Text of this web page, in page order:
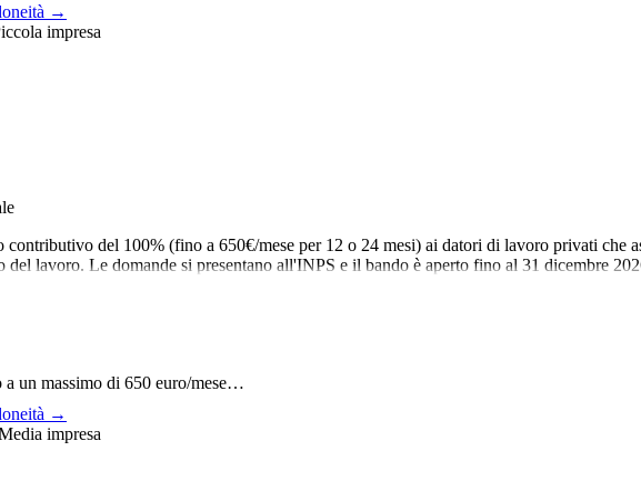
→
impresa
del 100% (fino a 650€/mese per 12 o 24 mesi) ai datori di lavoro privati che
lavoro. Le domande si presentano all'INPS e il bando è aperto fino al 31 dicembre
un massimo di 650 euro/mese…
→
impresa